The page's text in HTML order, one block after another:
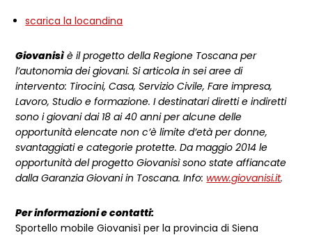
scarica la locandina
Giovanisìè il progetto della Regione Toscana per
l’autonomia dei giovani. Si articola insei aree di
intervento: Tirocini, Casa, Servizio Civile, Fare impresa,
Lavoro, Studio eformazione. I destinatari diretti e indiretti
sono i giovani dai 18 ai 40 anni per alcunedelle
opportunità elencate non c’è limite d’età per donne,
svantaggiati e categorieprotette. Da maggio 2014 le
opportunità del progetto Giovanisì sono state affiancate
dalla Garanzia Giovani in Toscana. Info:www.giovanisi.it.
Per informazioni e contatti:
Sportello mobile Giovanisì per la provincia di Siena